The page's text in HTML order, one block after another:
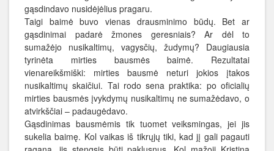
gąsdindavo nusidėjėlius pragaru.
Taigi baimė buvo vienas drausminimo būdų. Bet ar
gąsdinimai padarė žmones geresniais? Ar dėl to
sumažėjo nusikaltimų, vagysčių, žudymų? Daugiausia
tyrinėta mirties bausmės baimė. Rezultatai
vienareikšmiški: mirties bausmė neturi jokios įtakos
nusikaltimų skaičiui. Tai rodo sena praktika: po oficialių
mirties bausmės įvykdymų nusikaltimų ne sumažėdavo, o
atvirkščiai – padaugėdavo.
Gąsdinimas bausmėmis tik tuomet veiksmingas, jei jis
sukelia baimę. Kol vaikas iš tikrųjų tiki, kad jį gali pagauti